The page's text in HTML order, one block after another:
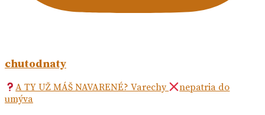
chutodnaty
A TY UŽ MÁŠ NAVARENÉ? Varechy
nepatria do
umýva